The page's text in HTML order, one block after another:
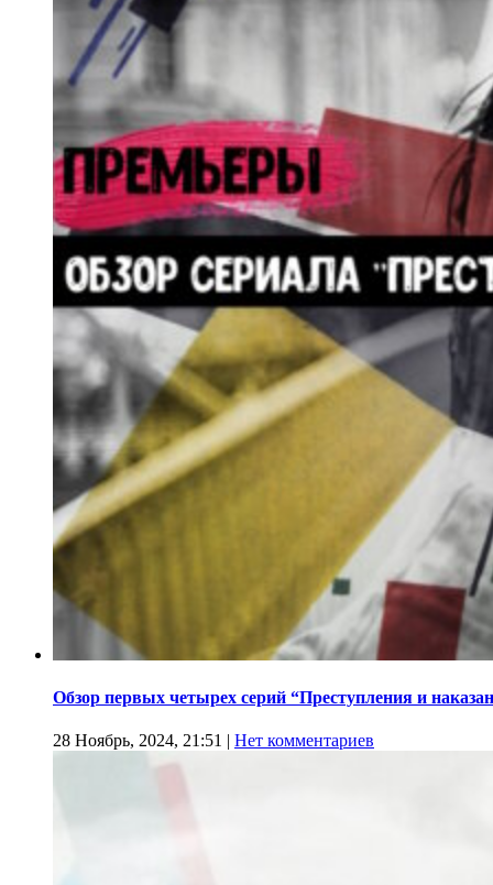
Обзор первых четырех серий “Преступления и
28 Ноябрь, 2024, 21:51 | Нет комментариев